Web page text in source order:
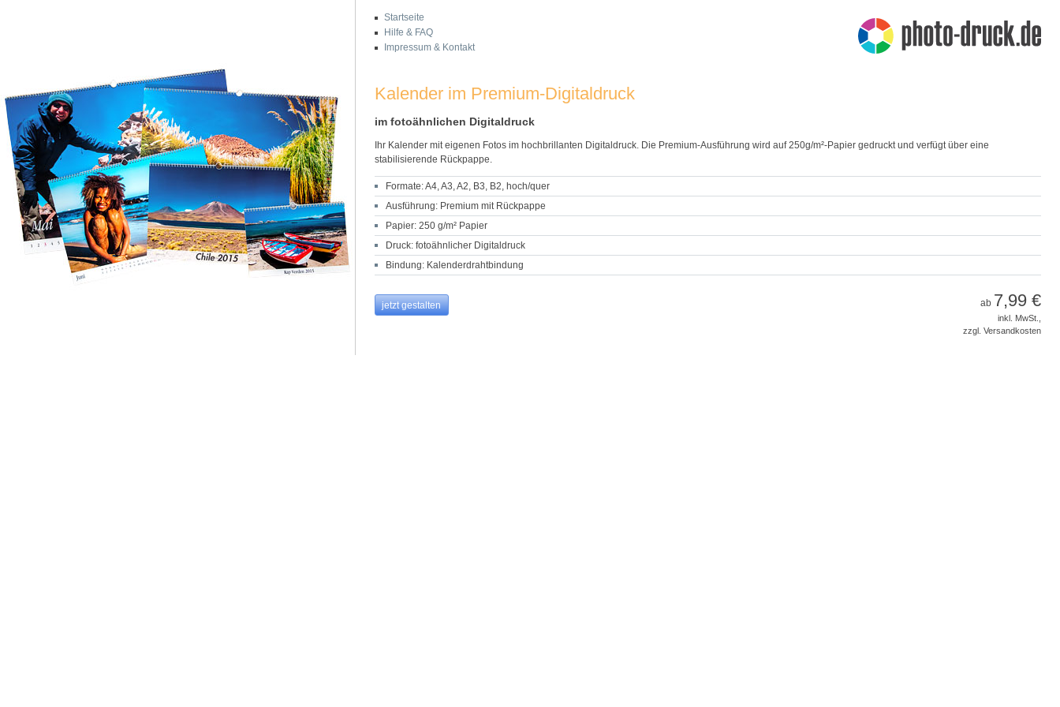
Startseite
Hilfe & FAQ
Impressum & Kontakt
Kalender im Premium-Digitaldruck
im fotoähnlichen Digitaldruck
Ihr Kalender mit eigenen Fotos im hochbrillanten Digitaldruck. Die Premium-Ausführung wird auf 250g/m²-Papier gedruckt und verfügt über eine
stabilisierende Rückpappe.
Formate: A4, A3, A2, B3, B2, hoch/quer
Ausführung: Premium mit Rückpappe
Papier: 250 g/m² Papier
Druck: fotoähnlicher Digitaldruck
Bindung: Kalenderdrahtbindung
jetzt gestalten ab 7,99 €
inkl. MwSt.,
zzgl. Versandkosten